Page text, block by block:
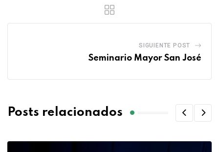
SIGUIENTE POST
Seminario Mayor San José
Posts relacionados